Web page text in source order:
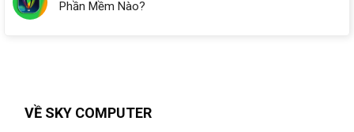
Phần Mềm Nào?
VỀ SKY COMPUTER